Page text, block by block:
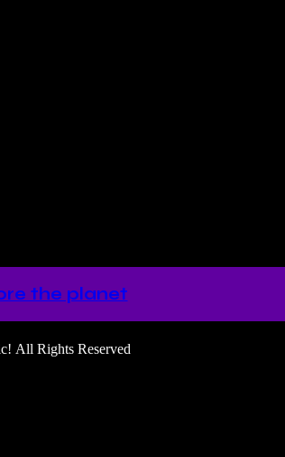
the planet
All Rights Reserved